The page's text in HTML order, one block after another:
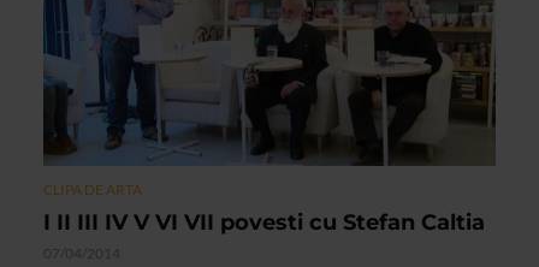
CLIPA DE ARTA
I II III IV V VI VII povesti cu Stefan Caltia
07/04/2014